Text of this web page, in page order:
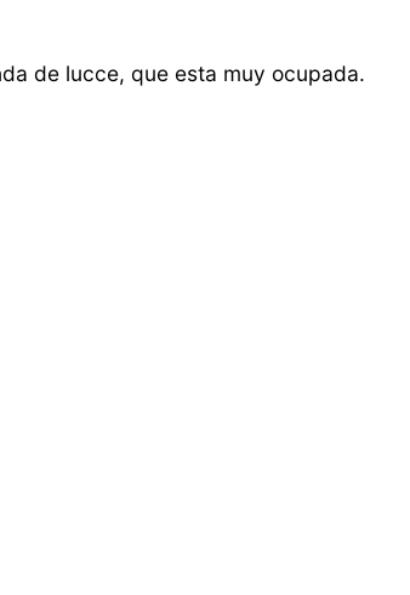
de lucce, que esta muy ocupada.